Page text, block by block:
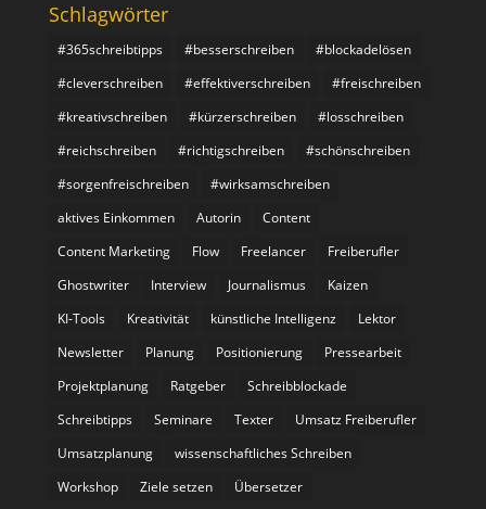
Schlagwörter
#365schreibtipps #besserschreiben
#blockadelösen
#cleverschreiben
#effektiverschreiben
#freischreiben
#kreativschreiben
#kürzerschreiben
#losschreiben
#reichschreiben
#richtigschreiben
#schönschreiben
#sorgenfreischreiben
#wirksamschreiben
aktives Einkommen
Autorin
Content
Content Marketing
Flow Freelancer
Freiberufler
Ghostwriter
Interview Journalismus
Kaizen
KI-Tools
Kreativität künstliche Intelligenz
Lektor
Newsletter
Planung Positionierung
Pressearbeit
Projektplanung
Ratgeber
Schreibblockade
Schreibtipps
Seminare Texter
Umsatz Freiberufler
Umsatzplanung
wissenschaftliches Schreiben
Workshop
Ziele setzen Übersetzer